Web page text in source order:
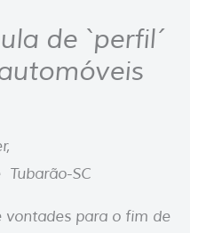
de `perfil´
SC
para o fim de